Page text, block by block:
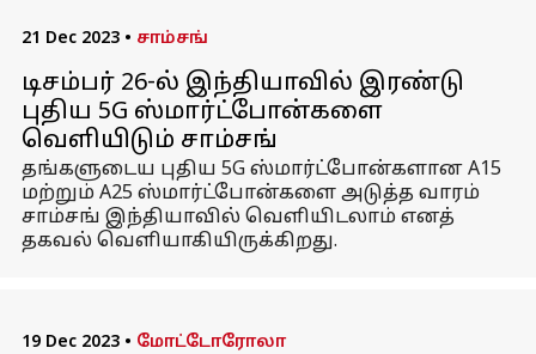
21 Dec 2023 • சாம்சங்
டிசம்பர் 26-ல் இந்தியாவில் இரண்டு
புதிய 5G ஸ்மார்ட்போன்களை
வெளியிடும் சாம்சங்
தங்களுடைய புதிய 5G ஸ்மார்ட்போன்களான A15
மற்றும் A25 ஸ்மார்ட்போன்களை அடுத்த வாரம்
சாம்சங் இந்தியாவில் வெளியிடலாம் எனத்
தகவல் வெளியாகியிருக்கிறது.
19 Dec 2023 • மோட்டோரோலா